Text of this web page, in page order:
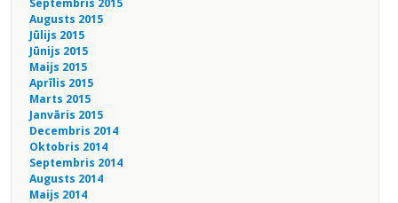
Augusts 2015
Jūlijs 2015
Jūnijs 2015
Maijs 2015
Aprīlis 2015
Marts 2015
Janvāris 2015
Decembris 2014
Oktobris 2014
Septembris 2014
Augusts 2014
Maijs 2014